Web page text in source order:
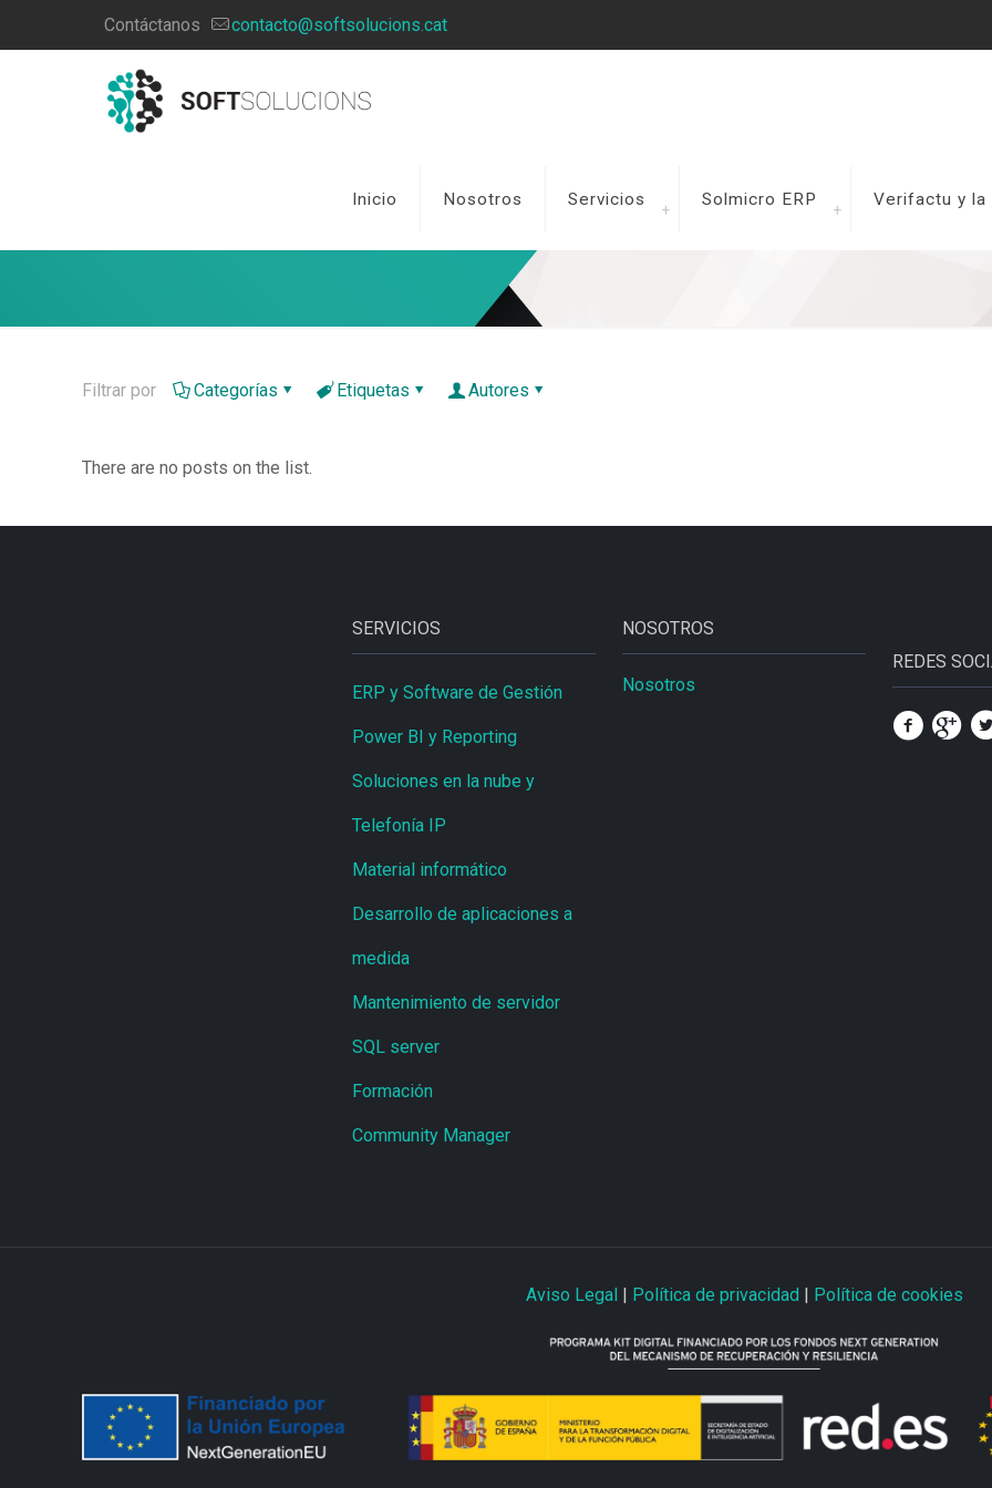
Contáctanos contacto@softsolucions.cat
Inicio Nosotros Servicios Solmicro ERP Verifactu y la
Filtrar por Categorías Etiquetas Autores
There are no posts on the list.
SERVICIOS
ERP y Software de Gestión
Power BI y Reporting
Soluciones en la nube y
Telefonía IP
Material informático
Desarrollo de aplicaciones a
medida
Mantenimiento de servidor
SQL server
Formación
Community Manager
NOSOTROS
Nosotros
REDES
Aviso Legal | Política de privacidad | Política de cookies